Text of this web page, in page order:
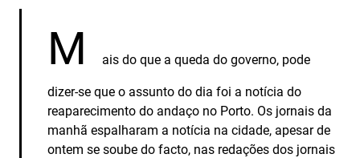
M ais do que a queda do governo, pode
dizer­‑se que o assunto do dia foi a notícia do
reaparecimento do andaço no Porto. Os jornais da
manhã espalharam a notícia na cidade, apesar de
ontem se soube do facto, nas redações dos jornais